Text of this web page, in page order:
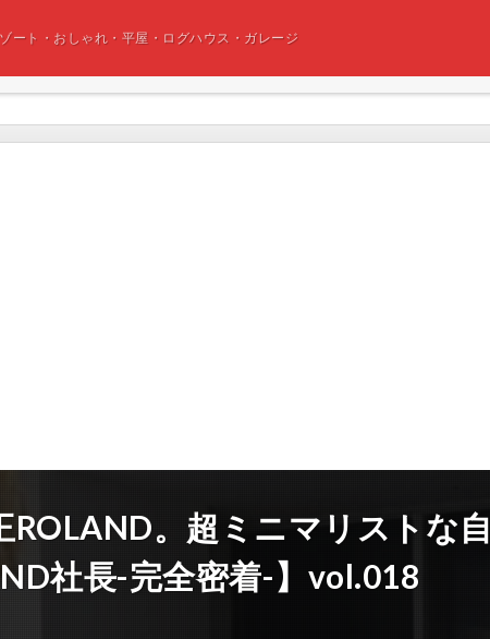
ート・おしゃれ・平屋・ログハウス・ガレージ
。超ミニマリストな自
社長-完全密着-】vol.018